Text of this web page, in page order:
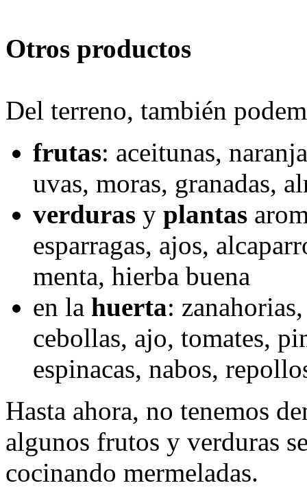
Otros productos
Del terreno, también
frutas: aceitunas,
uvas, moras, granadas,
verduras y plantas
esparragas, ajos,
menta, hierba buena
en la huerta:
cebollas, ajo, tomates,
espinacas, nabos,
Hasta ahora, no tenemos
algunos frutos y verduras
cocinando mermeladas.